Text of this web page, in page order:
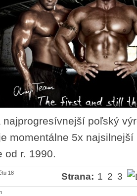
najprogresívnejší poľský
momentálne 5x
od r. 1990.
18 Strana: 1 2 3